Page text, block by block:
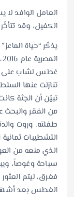
العامل الوافد لا
الكفيل، وقد
يذكّر “حياة
غطس لشاب على
تنازلت عنها
تبيّن أن الجثة
من الفقر
طفلته. وروت
التشطيبات
الذي منعه من
سباحة وغوصاً،
فغرق، ليتم
الغطس بعد